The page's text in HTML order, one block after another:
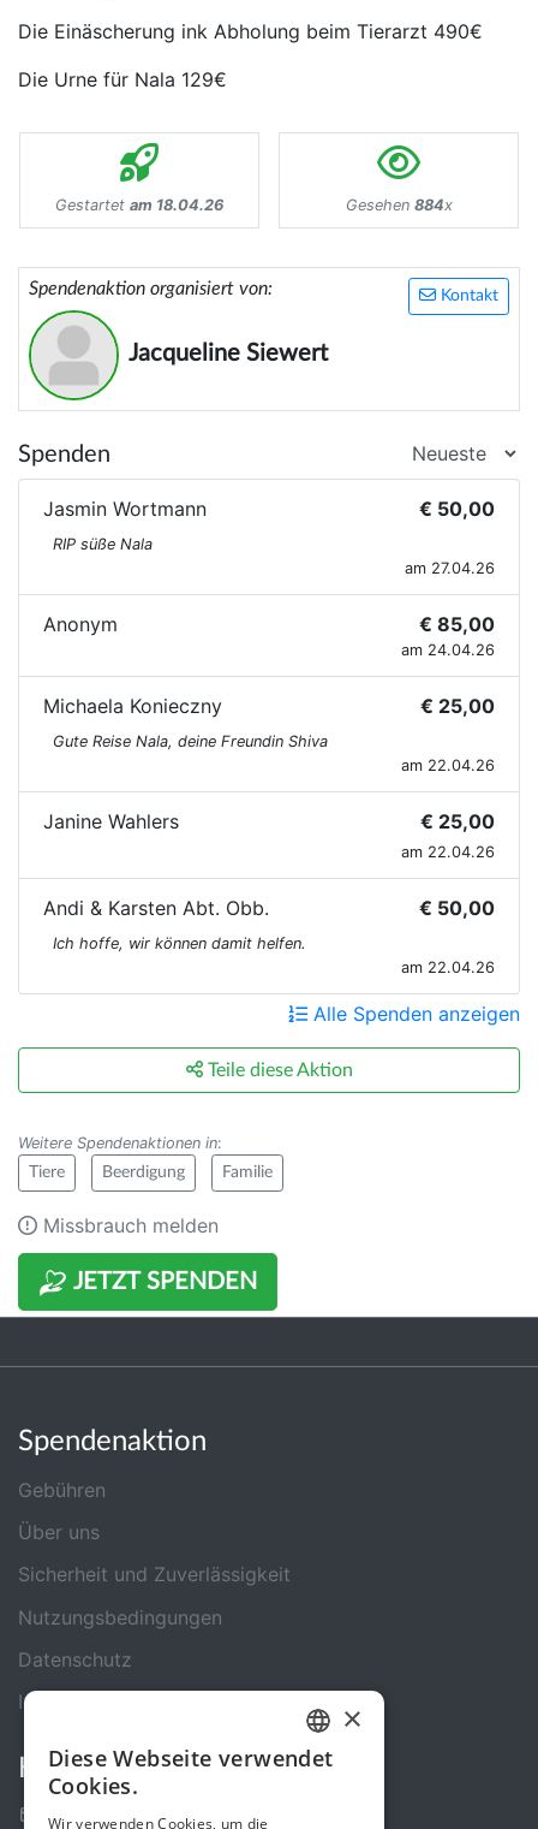
Die Einäscherung ink Abholung beim Tierarzt 490€
Die Urne für Nala 129€
Gestartet am 18.04.26 Gesehen 884x
Kontakt
Spendenaktion organisiert von:
Jacqueline Siewert
JETZT SPENDEN
Spenden
Jasmin Wortmann € 50,00
RIP süße Nala
am 27.04.26
Anonym € 85,00
am 24.04.26
Michaela Konieczny € 25,00
Gute Reise Nala, deine Freundin Shiva
am 22.04.26
Janine Wahlers € 25,00
am 22.04.26
Andi & Karsten Abt. Obb. € 50,00
Ich hoffe, wir können damit helfen.
am 22.04.26
Alle Spenden anzeigen
Teile diese Aktion
Weitere Spendenaktionen in:
Tiere Beerdigung Familie
Missbrauch melden
Spendenaktion
Gebühren
Über uns
Sicherheit und Zuverlässigkeit
Nutzungsbedingungen
Datenschutz
Impressum
Kontakt
Kontakt-Formular
GERMAN
×
Diese Webseite verwendet
Cookies.
Wir verwenden Cookies, um die